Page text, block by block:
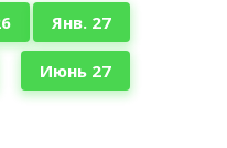
Янв. 27
Июнь 27